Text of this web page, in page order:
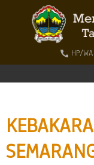
HP/